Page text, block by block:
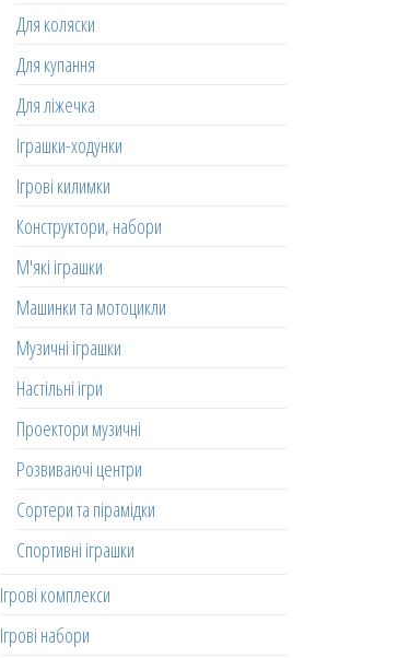
Для коляски
Для купання
Для ліжечка
Іграшки-ходунки
Ігрові килимки
Конструктори, набори
М'які іграшки
Машинки та мотоцикли
Музичні іграшки
Настільні ігри
Проектори музичні
Розвиваючі центри
Сортери та пірамідки
Спортивні іграшки
Ігрові комплекси
Ігрові набори